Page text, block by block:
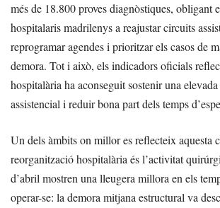
més de 18.800 proves diagnòstiques, obligant
hospitalaris madrilenys a reajustar circuits
reprogramar agendes i prioritzar els casos de
demora. Tot i això, els indicadors oficials
hospitalària ha aconseguit sostenir una
assistencial i reduir bona part dels temps
Un dels àmbits on millor es reflecteix aquesta
reorganització hospitalària és l’activitat
d’abril mostren una lleugera millora en els
operar-se: la demora mitjana estructural va